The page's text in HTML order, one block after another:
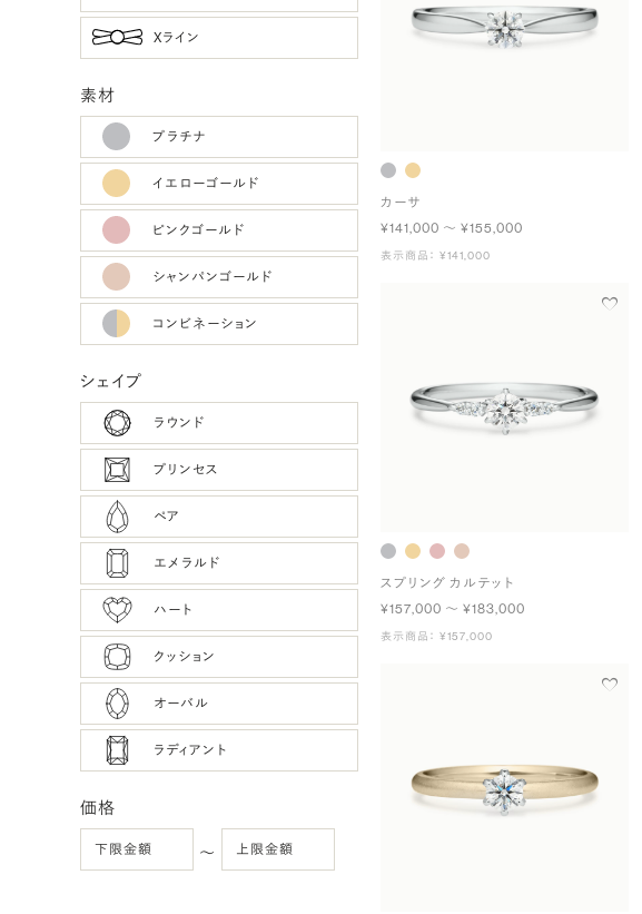
Xライン
素材
プラチナ
イエローゴールド
ピンクゴールド
シャンパンゴールド
コンビネーション
シェイプ
ラウンド
プリンセス
ペア
エメラルド
ハート
クッション
オーバル
ラディアント
価格
〜
カーサ
¥141,000 〜 ¥155,000
表示商品： ¥141,000
スプリング カルテット
¥157,000 〜 ¥183,000
表示商品： ¥157,000